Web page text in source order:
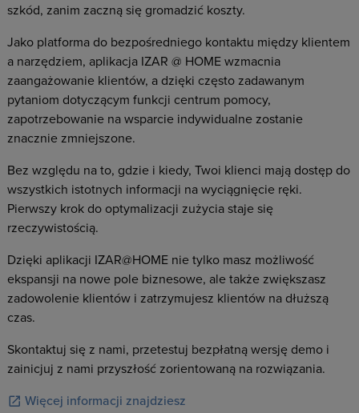
szkód, zanim zaczną się gromadzić koszty.
Jako platforma do bezpośredniego kontaktu między klientem
a narzędziem, aplikacja IZAR @ HOME wzmacnia
zaangażowanie klientów, a dzięki często zadawanym
pytaniom dotyczącym funkcji centrum pomocy,
zapotrzebowanie na wsparcie indywidualne zostanie
znacznie zmniejszone.
Bez względu na to, gdzie i kiedy, Twoi klienci mają dostęp do
wszystkich istotnych informacji na wyciągnięcie ręki.
Pierwszy krok do optymalizacji zużycia staje się
rzeczywistością.
Dzięki aplikacji IZAR@HOME nie tylko masz możliwość
ekspansji na nowe pole biznesowe, ale także zwiększasz
zadowolenie klientów i zatrzymujesz klientów na dłuższą
czas.
Skontaktuj się z nami, przetestuj bezpłatną wersję demo i
zainicjuj z nami przyszłość zorientowaną na rozwiązania.
Więcej informacji znajdziesz